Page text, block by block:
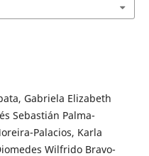
Gabriela Elizabeth
Sebastián Palma-
Palacios, Karla
Wilfrido Bravo-